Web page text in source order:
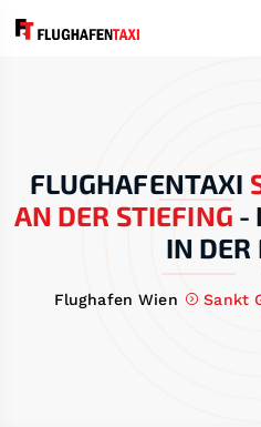
FLUGHAFENTAXI
AN DER STIEFING -
IN DER
Flughafen Wien Sankt